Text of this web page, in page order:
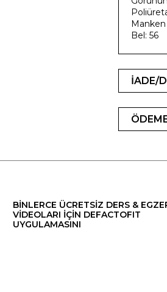
Manken
Bel: 56
İADE/
BİNLERCE ÜCRETSİZ DERS &
VİDEOLARI İÇİN DEFACTOFIT
UYGULAMASINI